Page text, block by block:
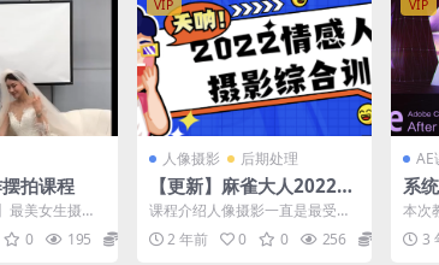
拍课程
最美女生摄影
像摄影摆势美
动作
0 195
VIP
人像摄影 后期处理
【更新】麻雀大人2022年
情感人像摄影综合训练大
课堂【画质高清只有视
频】
课程介绍人像摄影一直是最受欢
迎的摄影主题，对于人像摄影如
何拍出创造性的主题，来传...
2 年前 0 0 256 12.9
VIP
AE
系
鹰
本次
基础
用，
3